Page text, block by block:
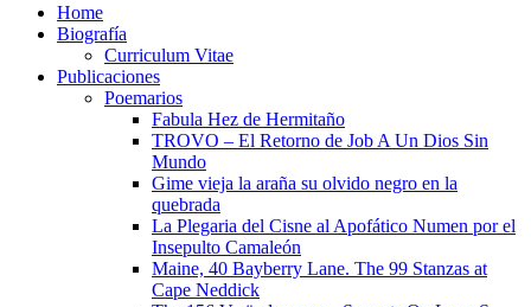
Home
Biografía
Curriculum Vitae​
Publicaciones
Poemarios
Fabula Hez de Hermitaño
TROVO – El Retorno de Job A Un Dios Sin
Mundo
Gime vieja la araña su olvido negro en la
quebrada
La Plegaria del Cisne al Apofático Numen por el
Insepulto Camaleón
Maine, 40 Bayberry Lane. The 99 Stanzas at
Cape Neddick